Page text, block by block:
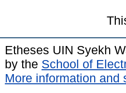
Etheses UIN Syekh
by the School of
More information and